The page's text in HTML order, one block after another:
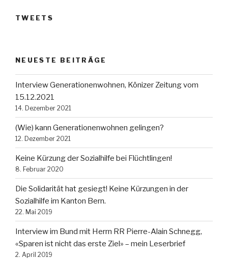
TWEETS
NEUESTE BEITRÄGE
Interview Generationenwohnen, Könizer Zeitung vom
15.12.2021
14. Dezember 2021
(Wie) kann Generationenwohnen gelingen?
12. Dezember 2021
Keine Kürzung der Sozialhilfe bei Flüchtlingen!
8. Februar 2020
Die Solidarität hat gesiegt! Keine Kürzungen in der
Sozialhilfe im Kanton Bern.
22. Mai 2019
Interview im Bund mit Herrn RR Pierre-Alain Schnegg,
«Sparen ist nicht das erste Ziel» – mein Leserbrief
2. April 2019